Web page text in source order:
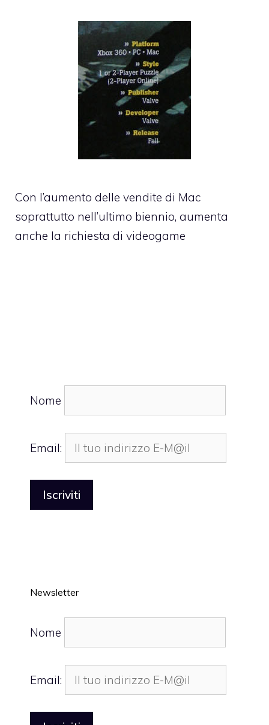
Con l’aumento delle vendite di Mac
soprattutto nell’ultimo biennio, aumenta
anche la richiesta di videogame
Nome
Email:
Newsletter
Nome
Email: